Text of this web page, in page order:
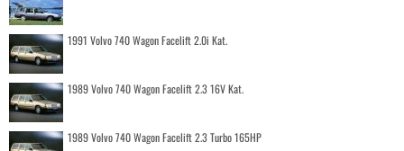
1991 Volvo 740 Wagon Facelift 2.0i Kat.
1989 Volvo 740 Wagon Facelift 2.3 16V Kat.
1989 Volvo 740 Wagon Facelift 2.3 Turbo 165HP